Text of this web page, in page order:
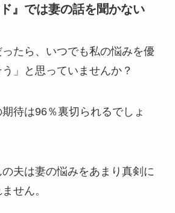
ド』では妻の話を聞かない
ったら、いつでも私の悩みを優
」と思っていませんか？
待は96％裏切られるでしょ
夫は妻の悩みをあまり真剣に
せん。